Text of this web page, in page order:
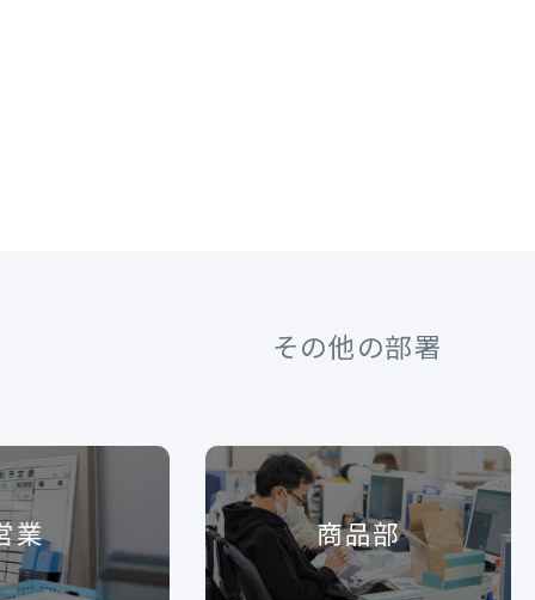
その他の部署
業 商品部